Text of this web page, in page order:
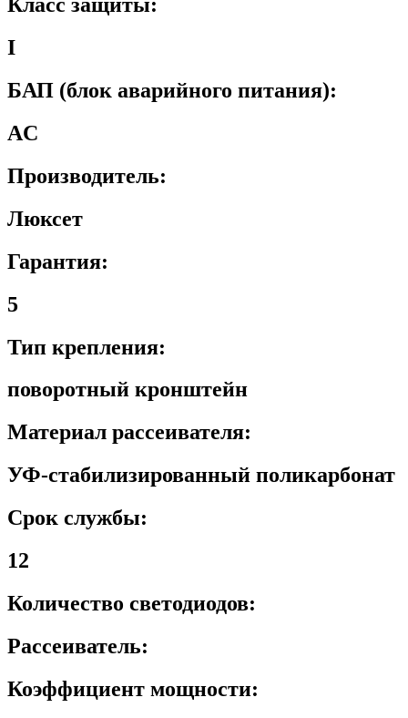
Класс защиты:
I
БАП (блок аварийного питания):
AC
Производитель:
Люксет
Гарантия:
5
Тип крепления:
поворотный кронштейн
Материал рассеивателя:
УФ-стабилизированный поликарбонат
Срок службы:
12
Количество светодиодов:
Рассеиватель:
Коэффициент мощности: